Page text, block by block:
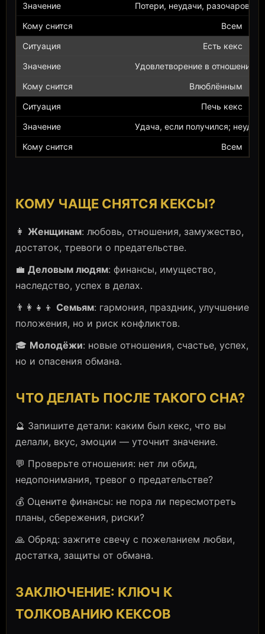
Потери, неудачи,
Всем
Есть кекс
Удовлетворение в отношениях,
Влюблённым
Печь кекс
Удача, если получился;
Всем
КОМУ ЧАЩЕ СНЯТСЯ КЕКСЫ?
👩 Женщинам: любовь, отношения, замужество,
достаток, тревоги о предательстве.
💼 Деловым людям: финансы, имущество,
наследство, успех в делах.
👨‍👩‍👧‍👦 Семьям: гармония, праздник, улучшение
положения, но и риск конфликтов.
🎓 Молодёжи: новые отношения, счастье, успех,
но и опасения обмана.
ЧТО ДЕЛАТЬ ПОСЛЕ ТАКОГО СНА?
🔮 Запишите детали: каким был кекс, что вы
делали, вкус, эмоции — уточнит значение.
💬 Проверьте отношения: нет ли обид,
недопонимания, тревог о предательстве?
💰 Оцените финансы: не пора ли пересмотреть
планы, сбережения, риски?
🙏 Обряд: зажгите свечу с пожеланием любви,
достатка, защиты от обмана.
ЗАКЛЮЧЕНИЕ: КЛЮЧ К
ТОЛКОВАНИЮ КЕКСОВ